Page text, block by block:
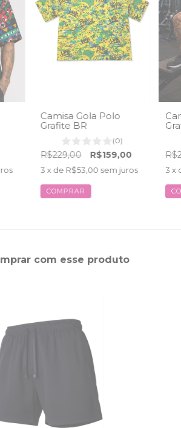
Camisa Gola Polo
Grafite BR
(0)
R$229,00 R$159,00
3 x de R$53,00 sem juros
COMPRAR
3 x
com esse produto